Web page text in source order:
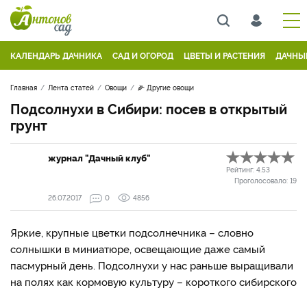
КАЛЕНДАРЬ ДАЧНИКА САД И ОГОРОД ЦВЕТЫ И РАСТЕНИЯ
Главная Лента статей Овощи 🌽 Другие овощи
Подсолнухи в Сибири: посев в открытый
грунт
журнал "Дачный клуб"
Рейтинг: 4.53
Проголосовало: 19
26.07.2017
0 4856
Яркие, крупные цветки подсолнечника – словно
солнышки в миниатюре, освещающие даже самый
пасмурный день. Подсолнухи у нас раньше выращивали
на полях как кормовую культуру – короткого сибирского